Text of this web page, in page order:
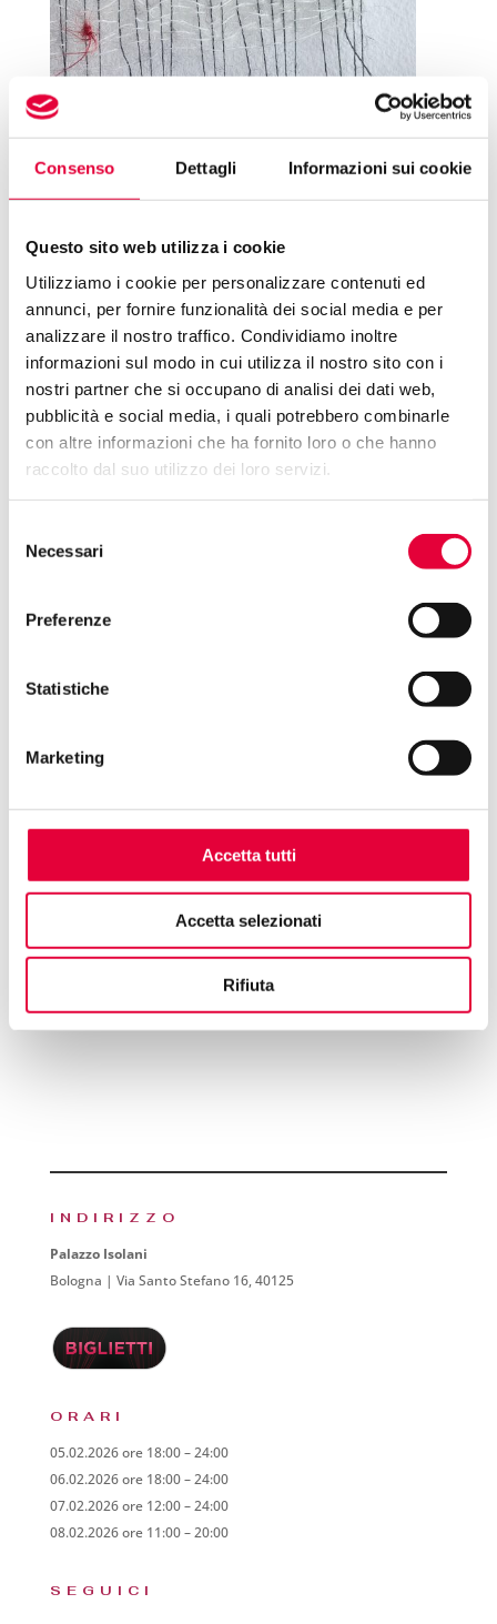
Consenso Dettagli Informazioni sui cookie
Questo sito web utilizza i cookie
Utilizziamo i cookie per personalizzare contenuti ed
annunci, per fornire funzionalità dei social media e per
analizzare il nostro traffico. Condividiamo inoltre
informazioni sul modo in cui utilizza il nostro sito con i
nostri partner che si occupano di analisi dei dati web,
pubblicità e social media, i quali potrebbero combinarle
con altre informazioni che ha fornito loro o che hanno
raccolto dal suo utilizzo dei loro servizi.
delNecessari
Preferenze
Statistiche
Marketing
Accetta tutti
Accetta selezionati
Rifiuta
INDIRIZZO
Palazzo Isolani
Bologna | Via Santo Stefano 16, 40125
ORARI
05.02.2026 ore 18:00 – 24:00
06.02.2026 ore 18:00 – 24:00
07.02.2026 ore 12:00 – 24:00
08.02.2026 ore 11:00 – 20:00
SEGUICI